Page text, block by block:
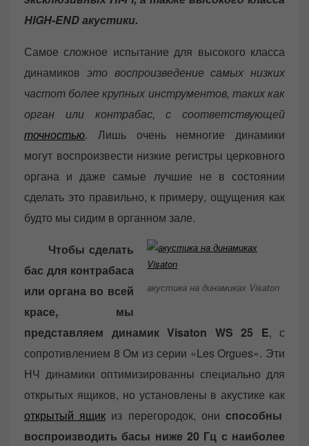
HIGH-END акустики.
Самое сложное испытание для высокого класса
динамиков это воспроизведение самых низких
частот более крупных инструментов, таких как
орган или контрабас, с соответствующей
точностью. Лишь очень немногие динамики
могут воспроизвести низкие регистры церковного
органа и даже самые лучшие не в состоянии
сделать это правильно, к примеру, ощущения как
будто мы сидим в органном зале.
акустика на динамиках Visaton
Чтобы сделать
бас для контрабаса
или органа во всей
красе, мы
представляем динамик Visaton WS 25 E, с
сопротивлением 8 Ом из серии «Les Orgues». Эти
НЧ динамики оптимизированны специально для
открытых ящиков, но установлены в акустике как
открытый ящик из перегородок, они способны
воспроизводить басы ниже 20 Гц с наиболее